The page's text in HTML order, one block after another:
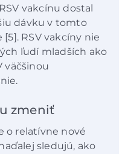
vakcínu dostal
dávku v tomto
RSV vakcíny nie
ľudí mladších ako
väčšinou
zmeniť
o relatívne nové
sledujú, ako